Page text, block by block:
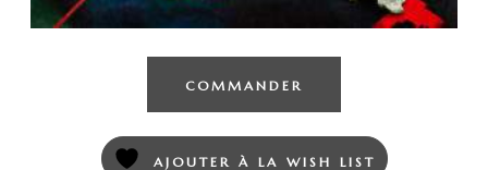
COMMANDER
AJOUTER À LA WISH LIST